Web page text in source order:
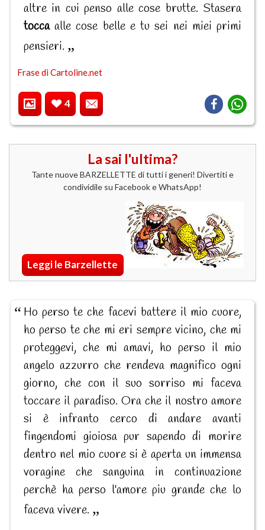
altre in cui penso alle cose brutte. Stasera
toccaalle cose belle e tu sei nei miei primi
pensieri.
Frase di Cartoline.net
4
La sai l'ultima?
Tante nuove BARZELLETTE di tutti i generi! Divertiti e
condividile su Facebook e WhatsApp!
Leggi le Barzellette
Ho perso te che facevi battere il mio cuore,
ho perso te che mi eri sempre vicino, che mi
proteggevi, che mi amavi, ho perso il mio
angelo azzurro che rendeva magnifico ogni
giorno, che con il suo sorriso mi faceva
toccare il paradiso. Ora che il nostro amore
si è infranto cerco di andare avanti
fingendomi gioiosa pur sapendo di morire
dentro nel mio cuore si è aperta un immensa
voragine che sanguina in continuazione
perchè ha perso l'amore piu grande che lo
faceva vivere.